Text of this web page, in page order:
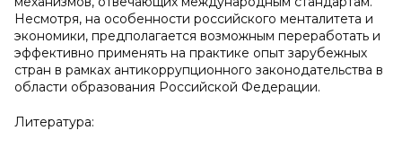
Несмотря, на особенности российского менталитета и
экономики, предполагается возможным переработать и
эффективно применять на практике опыт зарубежных
стран в рамках антикоррупционного законодательства в
области образования Российской Федерации.
Литература: